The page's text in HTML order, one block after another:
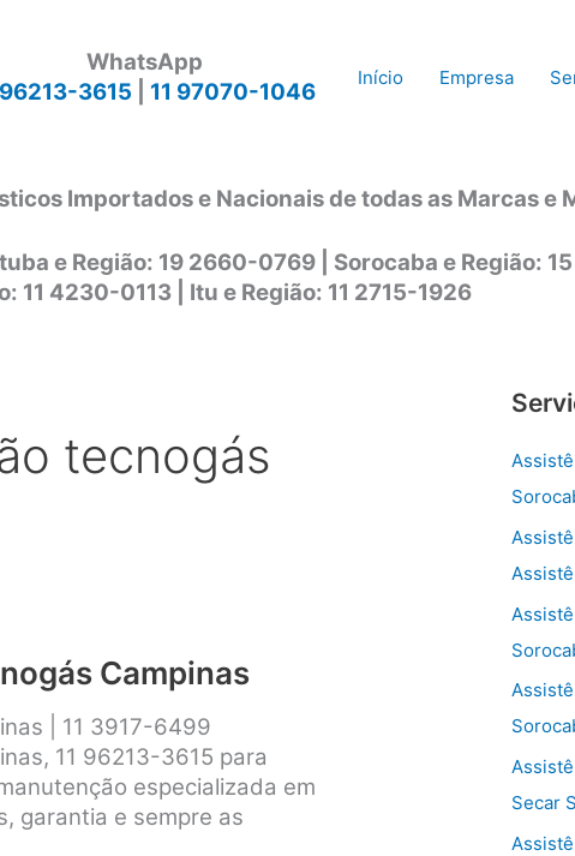
WhatsApp
96213-3615
11 97070-1046
Início Empresa
Importados e Nacionais de todas as Marcas e
e Região: 19 2660-0769 | Sorocaba e Região:
11 4230-0113 | Itu e Região: 11 2715-1926
tecnogás
Campinas
| 11 3917-6499
11 96213-3615 para
especializada em
garantia e sempre as
Secar